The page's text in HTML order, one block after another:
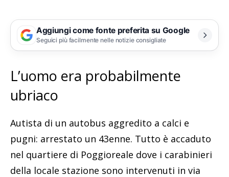
Aggiungi come fonte preferita su Google
Seguici più facilmente nelle notizie consigliate
L’uomo era probabilmente
ubriaco
Autista di un autobus aggredito a calci e
pugni: arrestato un 43enne. Tutto è accaduto
nel quartiere di Poggioreale dove i carabinieri
della locale stazione sono intervenuti in via